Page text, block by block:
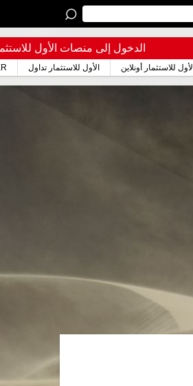
الدخول إلى منصات الأول
الأول للاستثمار أونلاين الأول للاستثمار تداول